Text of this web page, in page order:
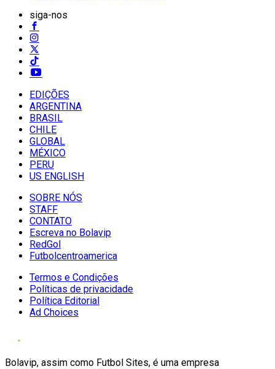
siga-nos
EDIÇÕES
ARGENTINA
BRASIL
CHILE
GLOBAL
MÉXICO
PERU
US ENGLISH
SOBRE NÓS
STAFF
CONTATO
Escreva no Bolavip
RedGol
Futbolcentroamerica
Termos e Condições
Políticas de privacidade
Política Editorial
Ad Choices
Bolavip, assim como Futbol Sites, é uma empresa